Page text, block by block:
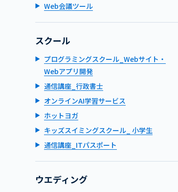
Web会議ツール
スクール
プログラミングスクール_Webサイト・
Webアプリ開発
通信講座_行政書士
オンラインAI学習サービス
ホットヨガ
キッズスイミングスクール_ 小学生
通信講座_ITパスポート
ウエディング